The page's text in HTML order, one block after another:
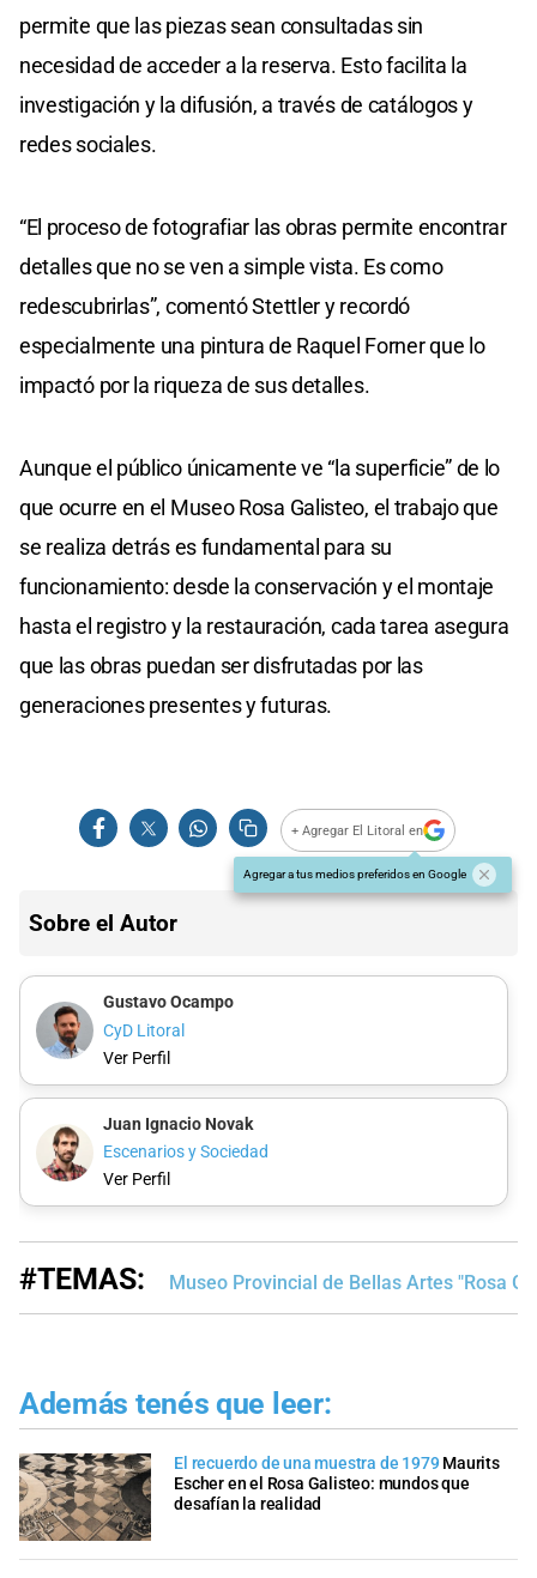
permite que las piezas sean consultadas sin
necesidad de acceder a la reserva. Esto facilita la
investigación y la difusión, a través de catálogos y
redes sociales.
“El proceso de fotografiar las obras permite encontrar
detalles que no se ven a simple vista. Es como
redescubrirlas”, comentó Stettler y recordó
especialmente una pintura de Raquel Forner que lo
impactó por la riqueza de sus detalles.
Aunque el público únicamente ve “la superficie” de lo
que ocurre en el Museo Rosa Galisteo, el trabajo que
se realiza detrás es fundamental para su
funcionamiento: desde la conservación y el montaje
hasta el registro y la restauración, cada tarea asegura
que las obras puedan ser disfrutadas por las
generaciones presentes y futuras.
+ Agregar El Litoral en
Agregar a tus medios preferidos en Google
Sobre el Autor
Gustavo Ocampo
CyD Litoral
Ver Perfil
Juan Ignacio Novak
Escenarios y Sociedad
Ver Perfil
#TEMAS: Museo Provincial de Bellas Artes "Rosa
Además tenés que leer:
El recuerdo de una muestra de 1979 Maurits
Escher en el Rosa Galisteo: mundos que
desafían la realidad